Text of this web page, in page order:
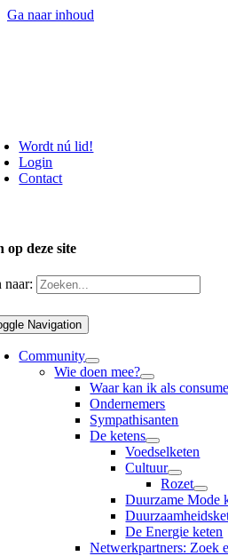
Ga naar inhoud
Wordt nú lid!
Login
Contact
op deze site
naar:
Navigation
Community
Wie doen mee?
Waar kan ik als
Ondernemers
Sympathisanten
De ketens
Voedselketen
Cultuur
Rozet
Duurzame Mode
De Energie keten
Netwerkpartners: Zoek